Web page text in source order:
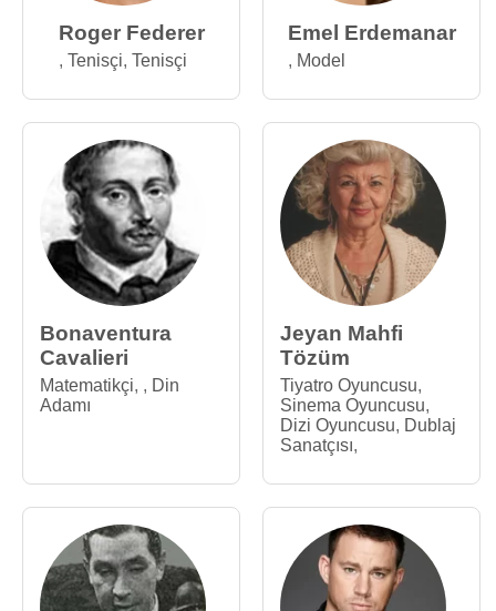
Roger Federer
, Tenisçi, Tenisçi
Emel Erdemanar
, Model
Bonaventura
Cavalieri
Matematikçi, , Din
Adamı
Jeyan Mahfi
Tözüm
Tiyatro Oyuncusu,
Sinema Oyuncusu,
Dizi Oyuncusu, Dublaj
Sanatçısı,